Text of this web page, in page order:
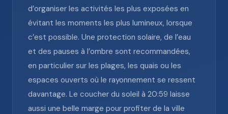
d’organiser les activités les plus exposées en
évitant les moments les plus lumineux, lorsque
c’est possible. Une protection solaire, de l’eau
et des pauses à l’ombre sont recommandées,
en particulier sur les plages, les quais ou les
espaces ouverts où le rayonnement se ressent
davantage. Le coucher du soleil à 20:59 laisse
aussi une belle marge pour profiter de la ville